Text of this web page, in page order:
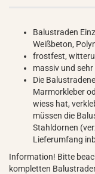
Balustraden
Weißbeton,
frostfest,
massiv und
Die
Marmorkleber
wiess hat,
müssen die
Stahldornen
Lieferumfang
Information! Bitte
kompletten